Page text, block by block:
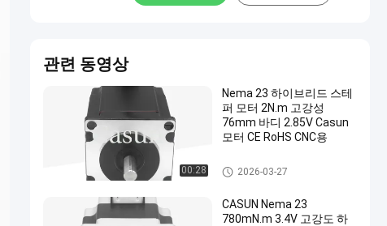
관련 동영상
00:28
Nema 23 하이브리드 스테
퍼 모터 2N.m 고강성
76mm 바디 2.85V Casun
모터 CE RoHS CNC용
nema 23 스테퍼 모터
2026-03-27
CASUN Nema 23
780mN.m 3.4V 고강도 하